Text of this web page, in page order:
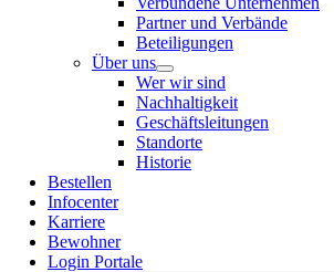
Partner und Verbände
Beteiligungen
Über uns
Wer wir sind
Nachhaltigkeit
Geschäftsleitungen
Standorte
Historie
Bestellen
Infocenter
Karriere
Bewohner
Login Portale